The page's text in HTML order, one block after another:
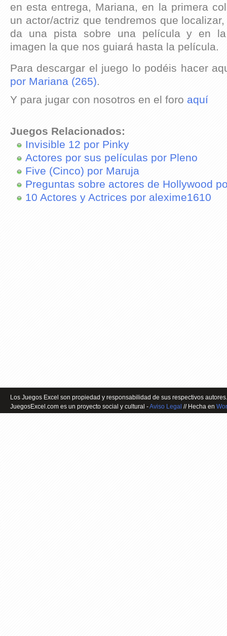
en esta entrega, Mariana, en la primera
un actor/actriz que tendremos que
da una pista sobre una película y en
imagen la que nos guiará hasta la película.
Para descargar el juego lo podéis hacer
por Mariana (265).
Y para jugar con nosotros en el foro aquí
Juegos Relacionados:
Invisible 12 por Pinky
Actores por sus películas por Pleno
Five (Cinco) por Maruja
Preguntas sobre actores de Hollywood
10 Actores y Actrices por alexime1610
Los Juegos Excel son propiedad y responsabilidad de sus respectivos
JuegosExcel.com es un proyecto social y cultural -Aviso Legal // Hecha en